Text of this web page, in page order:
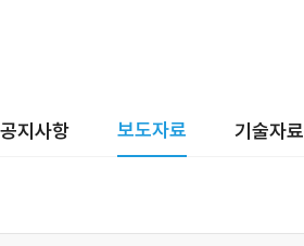
공지사항 보도자료 기술자료